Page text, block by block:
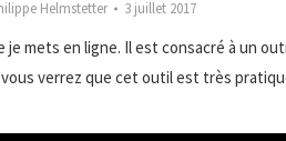
Helmstetter 3 juillet 2017
mets en ligne. Il est consacré à un
verrez que cet outil est très